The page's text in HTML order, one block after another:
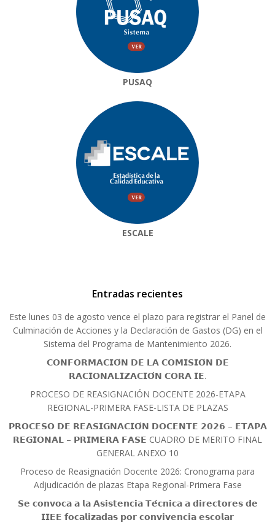
PUSAQ
ESCALE
Entradas recientes
Este lunes 03 de agosto vence el plazo para registrar el Panel de
Culminación de Acciones y la Declaración de Gastos (DG) en el
Sistema del Programa de Mantenimiento 2026.
𝗖𝗢𝗡𝗙𝗢𝗥𝗠𝗔𝗖𝗜𝗢́𝗡 𝗗𝗘 𝗟𝗔 𝗖𝗢𝗠𝗜𝗦𝗜𝗢́𝗡 𝗗𝗘
𝗥𝗔𝗖𝗜𝗢𝗡𝗔𝗟𝗜𝗭𝗔𝗖𝗜𝗢́𝗡 𝗖𝗢𝗥𝗔 𝗜𝗘.
PROCESO DE REASIGNACIÓN DOCENTE 2026-ETAPA
REGIONAL-PRIMERA FASE-LISTA DE PLAZAS
𝗣𝗥𝗢𝗖𝗘𝗦𝗢 𝗗𝗘 𝗥𝗘𝗔𝗦𝗜𝗚𝗡𝗔𝗖𝗜𝗢́𝗡 𝗗𝗢𝗖𝗘𝗡𝗧𝗘 𝟮𝟬𝟮𝟲 – 𝗘𝗧𝗔𝗣𝗔
𝗥𝗘𝗚𝗜𝗢𝗡𝗔𝗟 – 𝗣𝗥𝗜𝗠𝗘𝗥𝗔 𝗙𝗔𝗦𝗘 CUADRO DE MERITO FINAL
GENERAL ANEXO 10
Proceso de Reasignación Docente 2026: Cronograma para
Adjudicación de plazas Etapa Regional-Primera Fase
𝗦𝗲 𝗰𝗼𝗻𝘃𝗼𝗰𝗮 𝗮 𝗹𝗮 𝗔𝘀𝗶𝘀𝘁𝗲𝗻𝗰𝗶𝗮 𝗧𝗲́𝗰𝗻𝗶𝗰𝗮 𝗮 𝗱𝗶𝗿𝗲𝗰𝘁𝗼𝗿𝗲𝘀 𝗱𝗲
𝗜𝗜𝗘𝗘 𝗳𝗼𝗰𝗮𝗹𝗶𝘇𝗮𝗱𝗮𝘀 𝗽𝗼𝗿 𝗰𝗼𝗻𝘃𝗶𝘃𝗲𝗻𝗰𝗶𝗮 𝗲𝘀𝗰𝗼𝗹𝗮𝗿